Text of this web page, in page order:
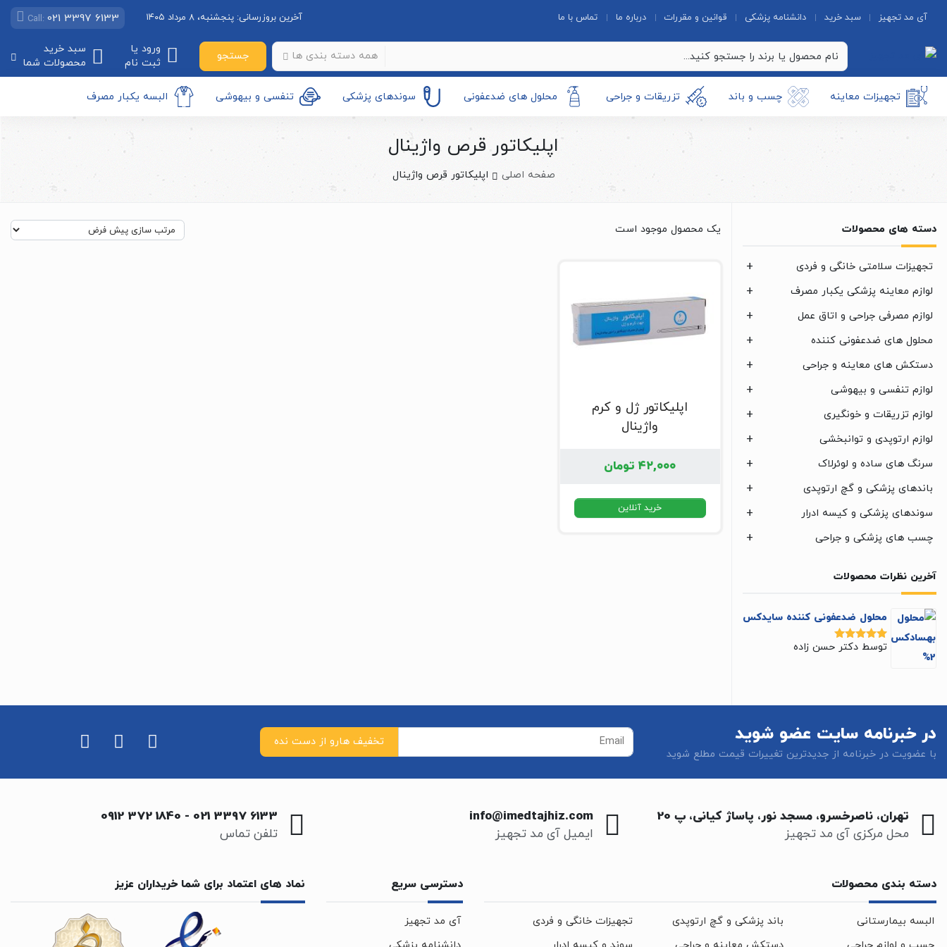
آی مد تجهیز سبد خرید دانشنامه پزشکی قوانین و مقررات درباره ما تماس با ما آخرین بروزرسانی: پنجشنبه، ۸ مرداد ۱۴۰۵ Call: 021 3397 6133
همه دسته بندی ها جستجو
ورود یا
ثبت نام
سبد خرید
محصولات شما
تجهیزات معاینه چسب و باند تزریقات و جراحی محلول های ضدعفونی سوندهای پزشکی تنفسی و بیهوشی البسه یکبار مصرف
اپلیکاتور قرص واژینال
صفحه اصلی اپلیکاتور قرص واژینال
دسته های محصولات
تجهیزات سلامتی خانگی و فردی
لوازم معاینه پزشکی یکبار مصرف
لوازم مصرفی جراحی و اتاق عمل
محلول های ضدعفونی کننده
دستکش های معاینه و جراحی
لوازم تنفسی و بیهوشی
لوازم تزریقات و خونگیری
لوازم ارتوپدی و توانبخشی
سرنگ های ساده و لوئرلاک
باندهای پزشکی و گچ ارتوپدی
سوندهای پزشکی و کیسه ادرار
چسب های پزشکی و جراحی
آخرین نظرات محصولات
محلول ضدعفونی کننده سایدکس
نمره5 از 5
توسط دکتر حسن زاده
یک محصول موجود است
اپلیکاتور ژل و کرم
واژینال
۴۲,۰۰۰ تومان
خرید آنلاین
در خبرنامه سایت عضو شوید
با عضویت در خبرنامه از جدیدترین تغییرات قیمت مطلع شوید
تهران، ناصرخسرو، مسجد نور، پاساژ کیانی، پ 20
محل مرکزی آی مد تجهیز
info@imedtajhiz.com
ایمیل آی مد تجهیز
021 3397 6133
-
0912 372 1840
تلفن تماس
دسته بندی محصولات
البسه بیمارستانی باند پزشکی و گچ ارتوپدی
تجهیزات خانگی و فردی
دسترسی سریع
آی مد تجهیز
نماد های اعتماد برای شما خریداران عزیز